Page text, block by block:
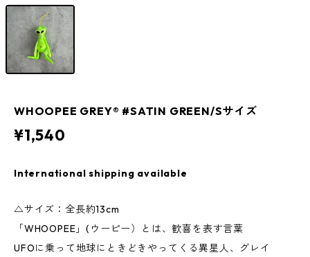
WHOOPEE GREY® #SATIN GREEN/Sサイズ
¥1,540
International shipping available
△サイズ：全長約13cm
「WHOOPEE」(ウーピー）とは、歓喜を表す言葉
UFOに乗って地球にときどきやってくる異星人、グレイ